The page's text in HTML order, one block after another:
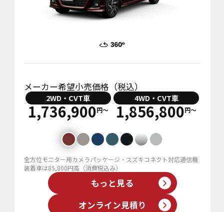
メーカー希望小売価格（税込）
2WD・CVT車
1,736,900円〜
4WD・CVT車
1,856,800円〜
全方位モニター用カメラパッケージ・スズキコネクト対応通信機
装着車は85,800円高（消費税込み）
もっと見る
オンライン見積り